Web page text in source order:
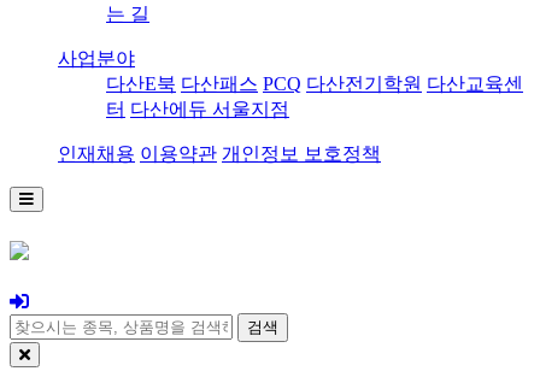
는 길
사업분야
다산E북 다산패스 PCQ 다산전기학원 다산교육센
터 다산에듀 서울지점
인재채용 이용약관 개인정보 보호정책
검색